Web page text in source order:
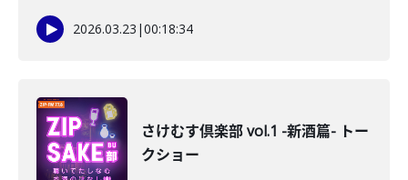
2026.03.23 |00:18:34
さけむす倶楽部 vol.1 -新酒篇- トー
クショー